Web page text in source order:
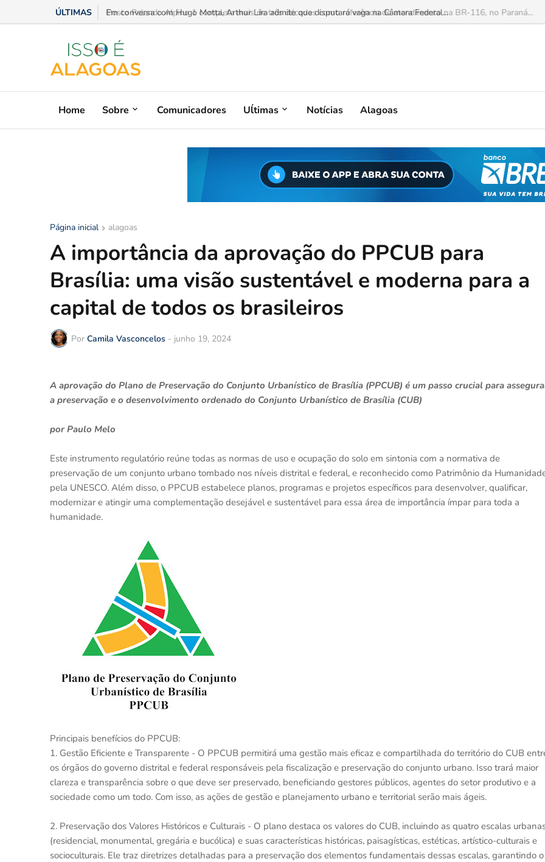
ÚLTIMAS Em conversa com Hugo Motta, Arthur Lira admite que disputará vaga na Câmara Federal...
Home Sobre Comunicadores Uĺtimas Notícias Alagoas
Página inicial alagoas
A importância da aprovação do PPCUB para
Brasília: uma visão sustentável e moderna para a
capital de todos os brasileiros
Por Camila Vasconcelos - junho 19, 2024
A aprovação do Plano de Preservação do Conjunto Urbanístico de Brasília (PPCUB) é um passo crucial para
a preservação e o desenvolvimento ordenado do Conjunto Urbanístico de Brasília (CUB)
por Paulo Melo
Este instrumento regulatório reúne todas as normas de uso e ocupação do solo em sintonia com a normativa de
preservação de um conjunto urbano tombado nos níveis distrital e federal, e reconhecido como Patrimônio da
pela UNESCO. Além disso, o PPCUB estabelece planos, programas e projetos específicos para desenvolver, qualificar,
modernizar e atingir uma complementação desejável e sustentável para essa área de importância ímpar para toda a
humanidade.
Principais benefícios do PPCUB:
1. Gestão Eficiente e Transparente - O PPCUB permitirá uma gestão mais eficaz e compartilhada do território do CUB
os órgãos do governo distrital e federal responsáveis pela fiscalização e preservação do conjunto urbano. Isso trará maior
clareza e transparência sobre o que deve ser preservado, beneficiando gestores públicos, agentes do setor produtivo e a
sociedade como um todo. Com isso, as ações de gestão e planejamento urbano e territorial serão mais ágeis.
2. Preservação dos Valores Históricos e Culturais - O plano destaca os valores do CUB, incluindo as quatro escalas
(residencial, monumental, gregária e bucólica) e suas características históricas, paisagísticas, estéticas, artístico-culturais e
socioculturais. Ele traz diretrizes detalhadas para a preservação dos elementos fundamentais dessas escalas, garantindo o